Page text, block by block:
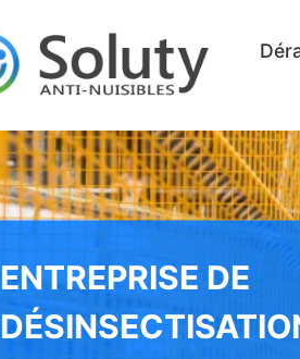
ENTREPRISE DE